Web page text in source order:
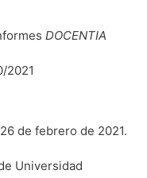
DOCENTIA
2021
de febrero de 2021.
Universidad